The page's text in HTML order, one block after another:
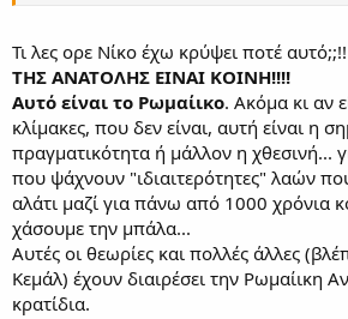
Τι λες ορε Νίκο έχω κρύψει ποτέ
ΤΗΣ ΑΝΑΤΟΛΗΣ ΕΙΝΑΙ ΚΟΙΝΗ!!!!
Αυτό είναι το Ρωμαίικο. Ακόμα κι αν
κλίμακες, που δεν είναι, αυτή είναι η
πραγματικότητα ή μάλλον η χθεσινή...
που ψάχνουν "ιδιαιτερότητες" λαών
αλάτι μαζί για πάνω από 1000 χρόνια
χάσουμε την μπάλα...
Αυτές οι θεωρίες και πολλές άλλες
Κεμάλ) έχουν διαιρέσει την Ρωμαίικη
κρατίδια.